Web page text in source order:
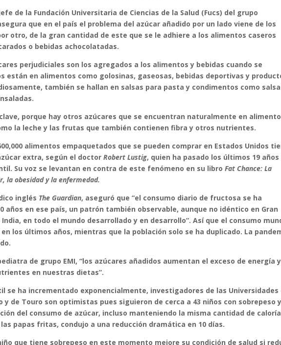
de la Fundación Universitaria de Ciencias de la Salud (Fucs) del grupo
que en el país el problema del azúcar añadido por un lado viene de los
otro, de la gran cantidad de este que se le adhiere a los alimentos caseros
o bebidas achocolatadas.
perjudiciales son los agregados a los alimentos y bebidas cuando se
están en alimentos como golosinas, gaseosas, bebidas deportivas y
también se hallan en salsas para pasta y condimentos como
porque hay otros azúcares que se encuentran naturalmente en
la leche y las frutas que también contienen fibra y otros nutrientes.
alimentos empaquetados que se pueden comprar en Estados Unidos
extra, según el doctorRobert Lustig, quien ha pasado los últimos 19 años
Su voz se levantan en contra de este fenómeno en su libroFat Chance: La
la obesidad y la enfermedad.
inglés The Guardian, aseguró que “el consumo diario de fructosa se ha
años en ese país, un patrón también observable, aunque no idéntico en Gran
en todo el mundo desarrollado y en desarrollo”. Así que el consumo
los últimos años, mientras que la población solo se ha duplicado. La
de grupo EMI, “los azúcares añadidos aumentan el exceso de energía y
en nuestras dietas”.
se ha incrementado exponencialmente, investigadores de las Universidades
y de Touro son optimistas pues siguieron de cerca a 43 niños con sobrepeso y
del consumo de azúcar, incluso manteniendo la misma cantidad de
papas fritas, condujo a una reducción dramática en 10 días.
que tiene sobrepeso en este momento mejore su condición de salud si